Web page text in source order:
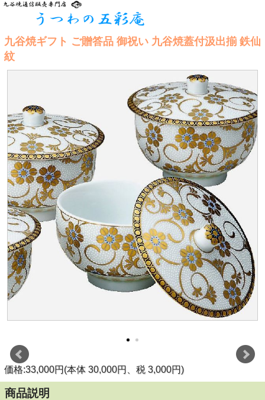
九谷焼ギフト ご贈答品 御祝い 九谷焼蓋付汲出揃 鉄仙
紋
価格:33,000円(本体 30,000円、税 3,000円)
商品説明